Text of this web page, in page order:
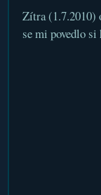
Zítra (1.7.2010)
se mi povedlo si